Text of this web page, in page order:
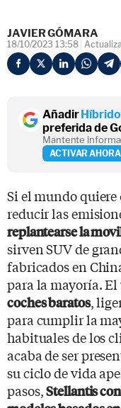
JAVIER GÓMARA
18/10/2023 13:58
Añadir
preferida de
Mantente
ACTIVAR AHORA
Si el mundo
reducir las
replantearse la
sirven SUV de
fabricados en
para la mayoría. El
coches baratos,
para cumplir la
habituales de los
acaba de ser
su ciclo de vida
pasos,Stellantis